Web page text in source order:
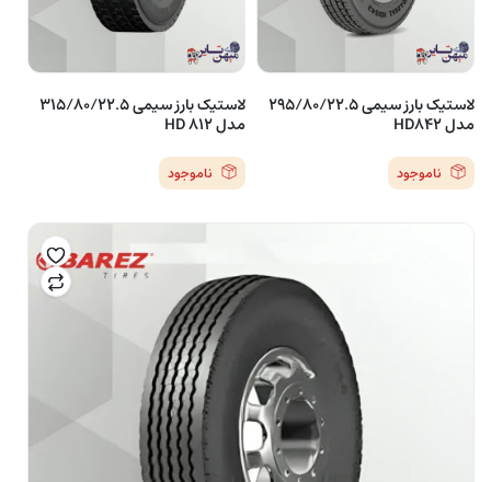
لاستیک بارز سیمی 295/80/22.5
مدل HD842
ناموجود
لاستیک بارز سیمی 315/80/22.5
مدل HD 812
ناموجود